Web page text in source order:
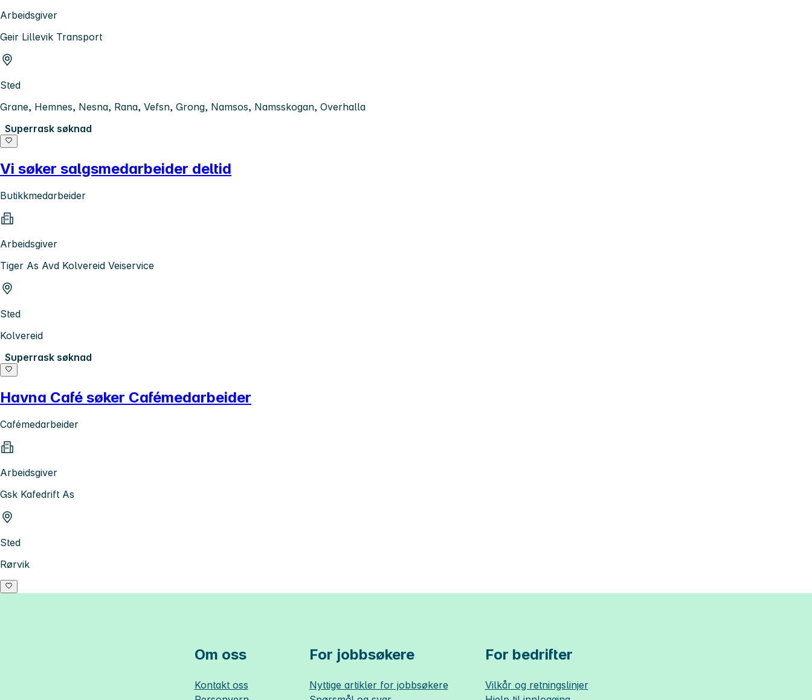
Arbeidsgiver
Geir Lillevik Transport
Sted
Grane, Hemnes, Nesna, Rana, Vefsn, Grong, Namsos, Namsskogan, Overhalla
Superrask søknad
Vi søker salgsmedarbeider deltid
Butikkmedarbeider
Arbeidsgiver
Tiger As Avd Kolvereid Veiservice
Sted
Kolvereid
Superrask søknad
Havna Café søker Cafémedarbeider
Cafémedarbeider
Arbeidsgiver
Gsk Kafedrift As
Sted
Rørvik
Om oss
Kontakt oss
For jobbsøkere
Nyttige artikler for jobbsøkere
For bedrifter
Vilkår og retningslinjer